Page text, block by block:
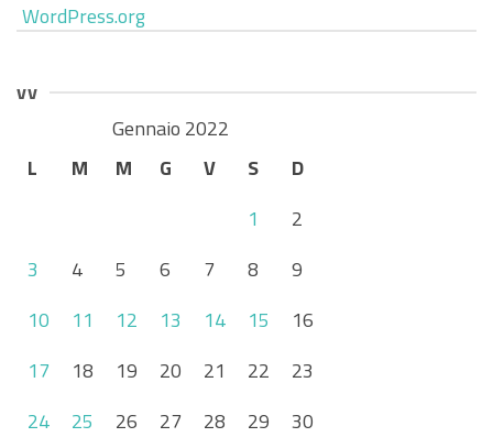
WordPress.org
vv
Gennaio 2022
L
M M G V S
D
1
2
3
4 5 6 7 8
9
10
11 12 13 14 15
16
17
18 19 20 21 22
23
24
25 26 27 28 29
30